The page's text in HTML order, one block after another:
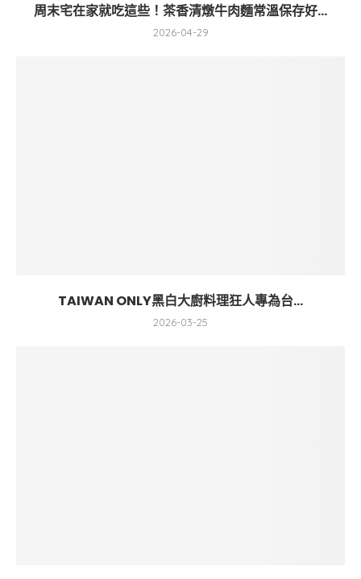
周末宅在家就吃這些！茶香清燉牛肉麵常溫保存好...
2026-04-29
TAIWAN ONLY黑白大廚料理狂人專為台...
2026-03-25